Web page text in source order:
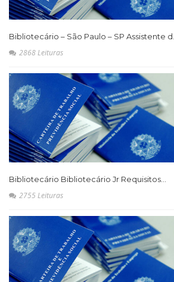
Bibliotecário – São Paulo – SP Assistente d...
2868 Leituras
Bibliotecário Bibliotecário Jr Requisitos...
2755 Leituras